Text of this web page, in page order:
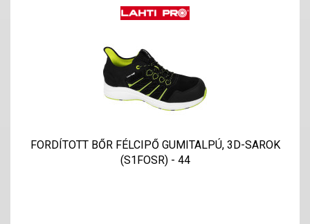
FORDÍTOTT BŐR FÉLCIPŐ GUMITALPÚ, 3D-SAROK
(S1FOSR) - 44